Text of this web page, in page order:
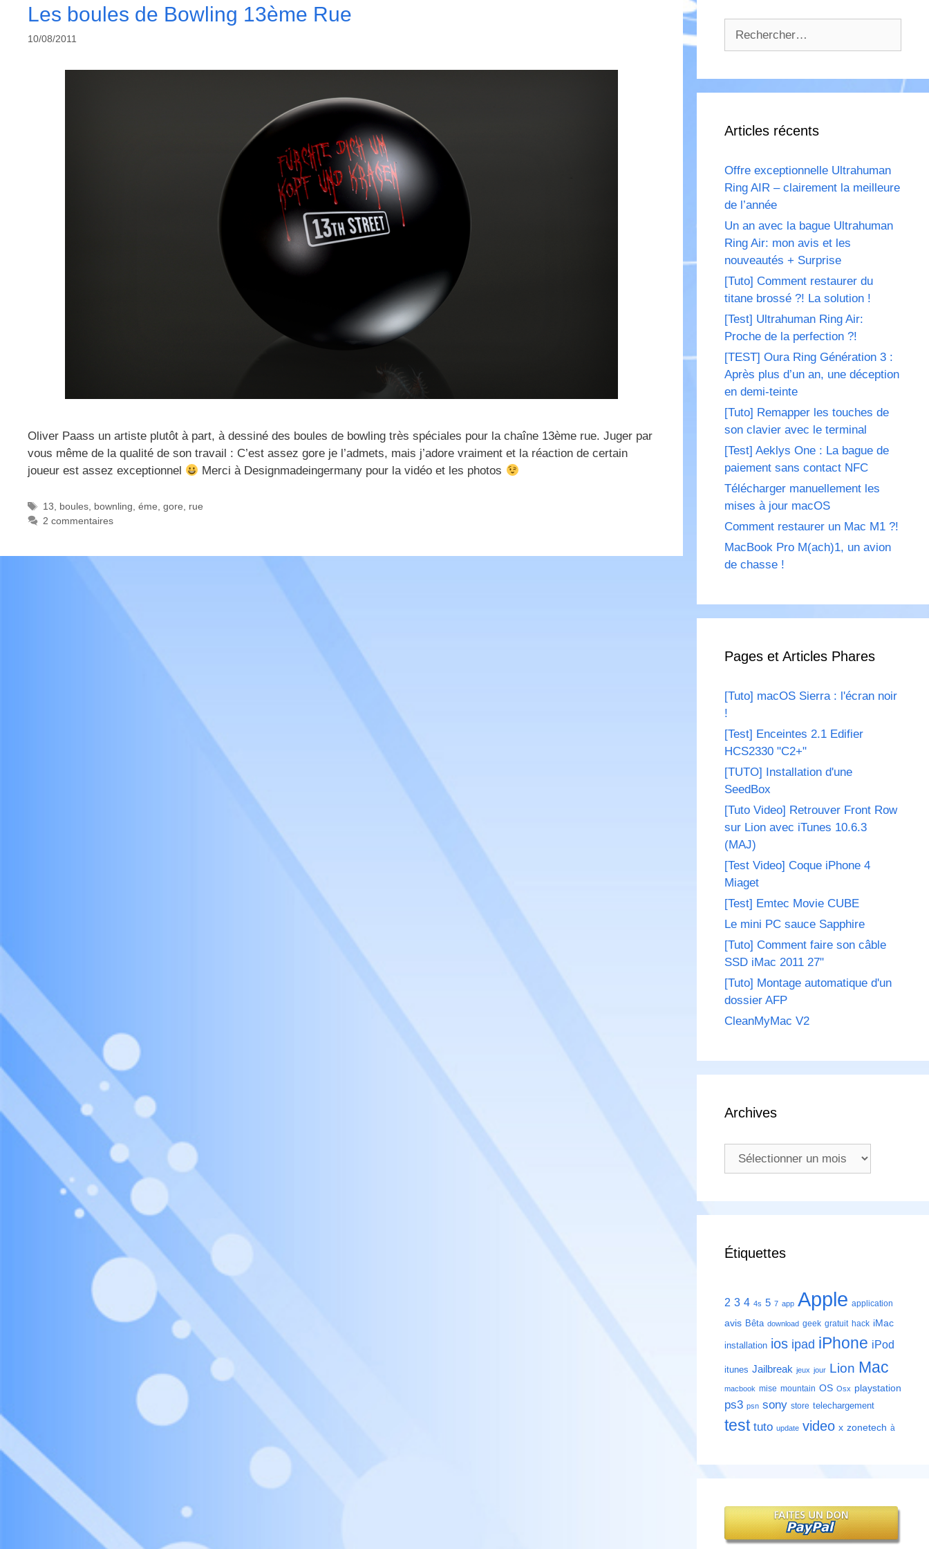
Les boules de Bowling 13ème Rue
10/08/2011
Oliver Paass un artiste plutôt à part, à dessiné des boules de bowling très spéciales pour la chaîne 13ème rue. Juger par
vous même de la qualité de son travail : C’est assez gore je l’admets, mais j’adore vraiment et la réaction de certain
joueur est assez exceptionnel
Merci à Designmadeingermany pour la vidéo et les photos
Étiquettes
13, boules, bownling, éme, gore, rue
2 commentaires
Articles récents
Offre exceptionnelle Ultrahuman
Ring AIR – clairement la meilleure
de l’année
Un an avec la bague Ultrahuman
Ring Air: mon avis et les
nouveautés + Surprise
[Tuto] Comment restaurer du
titane brossé ?! La solution !
[Test] Ultrahuman Ring Air:
Proche de la perfection ?!
[TEST] Oura Ring Génération 3 :
Après plus d’un an, une déception
en demi-teinte
[Tuto] Remapper les touches de
son clavier avec le terminal
[Test] Aeklys One : La bague de
paiement sans contact NFC
Télécharger manuellement les
mises à jour macOS
Comment restaurer un Mac M1 ?!
MacBook Pro M(ach)1, un avion
de chasse !
Pages et Articles Phares
[Tuto] macOS Sierra : l'écran noir
!
[Test] Enceintes 2.1 Edifier
HCS2330 "C2+"
[TUTO] Installation d'une
SeedBox
[Tuto Video] Retrouver Front Row
sur Lion avec iTunes 10.6.3
(MAJ)
[Test Video] Coque iPhone 4
Miaget
[Test] Emtec Movie CUBE
Le mini PC sauce Sapphire
[Tuto] Comment faire son câble
SSD iMac 2011 27"
[Tuto] Montage automatique d'un
dossier AFP
CleanMyMac V2
Archives
Archives
Étiquettes
2 3 4 4s 5 7 app Apple application
avis Bêta download geek gratuit hack iMac
installation ios ipad iPhone iPod
itunes Jailbreak jeux jour Lion Mac
macbook mise mountain OS Osx playstation
ps3 psn sony store telechargement
test tuto update video x zonetech à